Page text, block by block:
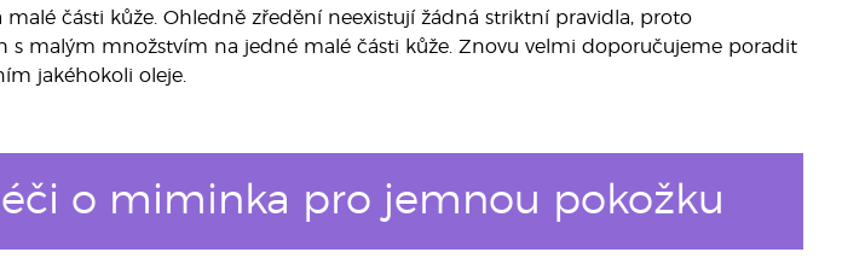
části kůže. Ohledně zředění neexistují žádná striktní pravidla, proto
s malým množstvím na jedné malé části kůže. Znovu velmi doporučujeme poradit
jakéhokoli oleje.
o miminka pro jemnou pokožku